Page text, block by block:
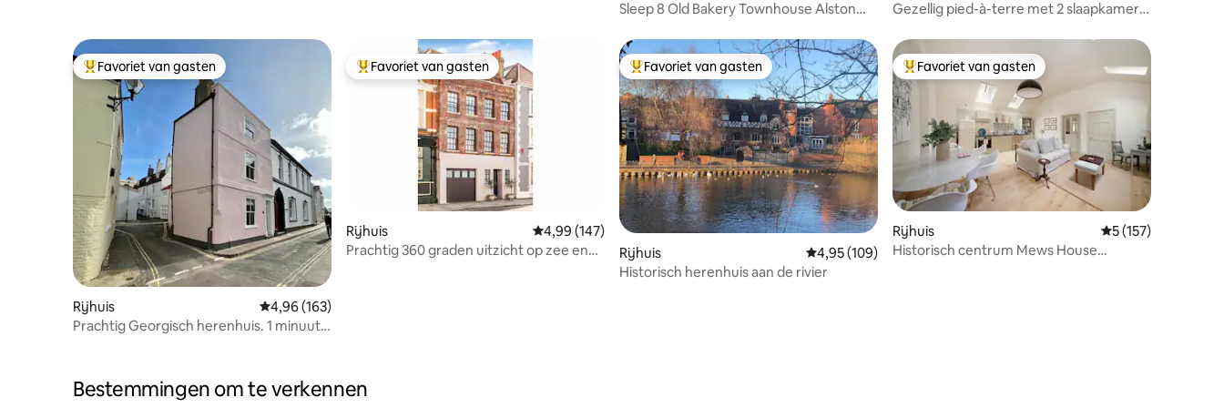
Sleep 8 Old Bakery Townhouse Alston
Gezellig pied-à-terre met 2 slaapkamers
Topfavoriet van gasten
Favoriet van gasten
Rijhuis Gemiddelde beoordeling van 4,96 op 5, 163 recensies
4,96 (163)
Prachtig Georgisch herenhuis. 1 minuut
Topfavoriet van gasten
Favoriet van gasten
Rijhuis Gemiddelde beoordeling van 4,99 op 5, 147 recensies
4,99 (147)
Prachtig 360 graden uitzicht op zee en
Topfavoriet van gasten
Favoriet van gasten
Rijhuis Gemiddelde beoordeling van 4,95 op 5, 109 recensies
4,95 (109)
Historisch herenhuis aan de rivier
Topfavoriet van gasten
Favoriet van gasten
Rijhuis Gemiddelde
5 (157)
Historisch centrum Mews House
Bestemmingen om te verkennen